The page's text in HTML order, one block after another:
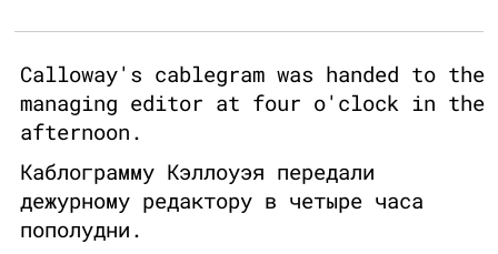
Calloway's cablegram was handed to the
managing editor at four o'clock in the
afternoon.
Каблограмму Кэллоуэя передали
дежурному редактору в четыре часа
пополудни.